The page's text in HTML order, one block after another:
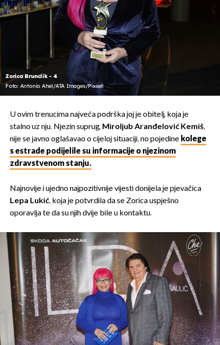
Zorica Brunclik - 4
Foto: Antonio Ahel/ATA Images/Pixsell
U ovim trenucima najveća podrška joj je obitelj, koja je
stalno uz nju. Njezin suprug, Miroljub Aranđelović Kemiš,
nije se javno oglašavao o cijeloj situaciji, no pojedine kolege
s estrade podijelile su informacije o njezinom
zdravstvenom stanju.
Najnovije i ujedno najpozitivnije vijesti donijela je pjevačica
Lepa Lukić, koja je potvrdila da se Zorica uspješno
oporavlja te da su njih dvije bile u kontaktu.